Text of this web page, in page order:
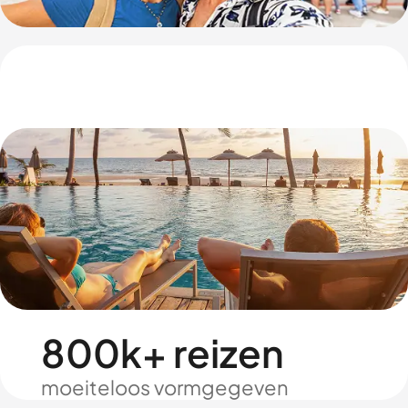
800k+ reizen
moeiteloos vormgegeven